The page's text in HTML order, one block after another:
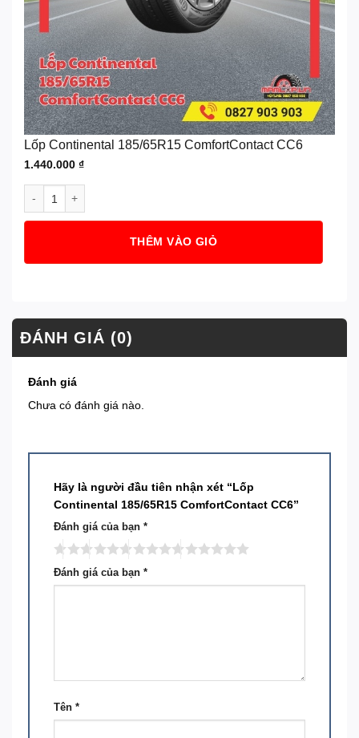
Lốp Continental 185/65R15 ComfortContact CC6
1.440.000 ₫
THÊM VÀO GIỎ
ĐÁNH GIÁ (0)
Đánh giá
Chưa có đánh giá nào.
Hãy là người đầu tiên nhận xét “Lốp
Continental 185/65R15 ComfortContact CC6”
Đánh giá của bạn *
Đánh giá của bạn *
Tên *